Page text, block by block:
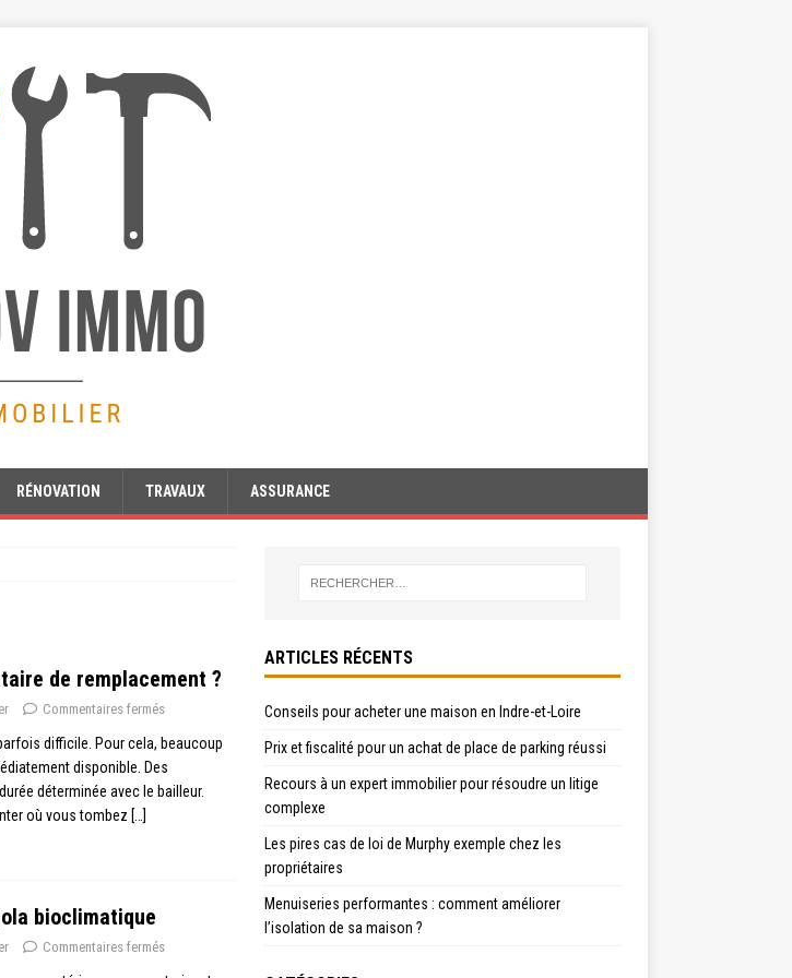
RÉNOVATION TRAVAUX ASSURANCE
de remplacement ?
Commentaires fermés
difficile. Pour cela, beaucoup
disponible. Des
déterminée avec le bailleur.
où vous tombez […]
bioclimatique
Commentaires fermés
ARTICLES RÉCENTS
Conseils pour acheter une maison en Indre-et-Loire
Prix et fiscalité pour un achat de place de parking réussi
Recours à un expert immobilier pour résoudre un litige
complexe
Les pires cas de loi de Murphy exemple chez les
propriétaires
Menuiseries performantes : comment améliorer
l’isolation de sa maison ?